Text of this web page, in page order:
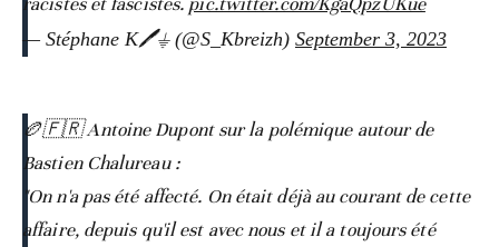
— Stéphane K🖊️⏚ (@S_Kbreizh) September 3, 2023
🏉🇫🇷 Antoine Dupont sur la polémique autour de
Bastien Chalureau :
"On n'a pas été affecté. On était déjà au courant de cette
affaire, depuis qu'il est avec nous et il a toujours été